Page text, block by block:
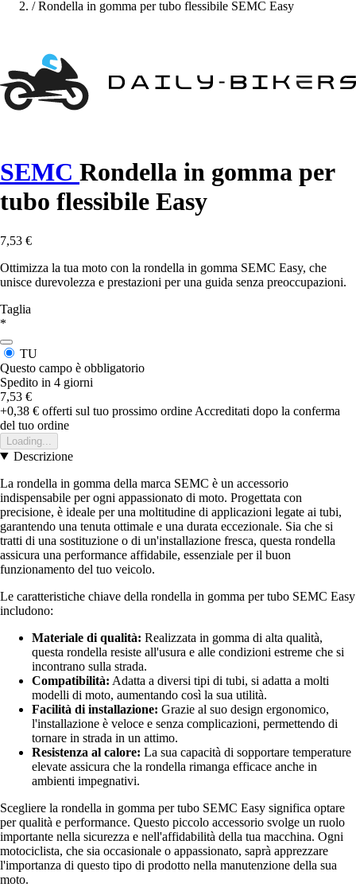
/ Rondella in gomma per tubo flessibile SEMC Easy
SEMC Rondella in gomma per
tubo flessibile Easy
7,53 €
Ottimizza la tua moto con la rondella in gomma SEMC Easy, che
unisce durevolezza e prestazioni per una guida senza preoccupazioni.
Taglia
*
TU
Questo campo è obbligatorio
Spedito in 4 giorni
7,53 €
+0,38 € offerti sul tuo prossimo ordine Accreditati dopo la conferma
del tuo ordine
Loading...
Descrizione
La rondella in gomma della marca SEMC è un accessorio
indispensabile per ogni appassionato di moto. Progettata con
precisione, è ideale per una moltitudine di applicazioni legate ai tubi,
garantendo una tenuta ottimale e una durata eccezionale. Sia che si
tratti di una sostituzione o di un'installazione fresca, questa rondella
assicura una performance affidabile, essenziale per il buon
funzionamento del tuo veicolo.
Le caratteristiche chiave della rondella in gomma per tubo SEMC Easy
includono:
Materiale di qualità: Realizzata in gomma di alta qualità,
questa rondella resiste all'usura e alle condizioni estreme che si
incontrano sulla strada.
Compatibilità: Adatta a diversi tipi di tubi, si adatta a molti
modelli di moto, aumentando così la sua utilità.
Facilità di installazione: Grazie al suo design ergonomico,
l'installazione è veloce e senza complicazioni, permettendo di
tornare in strada in un attimo.
Resistenza al calore: La sua capacità di sopportare temperature
elevate assicura che la rondella rimanga efficace anche in
ambienti impegnativi.
Scegliere la rondella in gomma per tubo SEMC Easy significa optare
per qualità e performance. Questo piccolo accessorio svolge un ruolo
importante nella sicurezza e nell'affidabilità della tua macchina. Ogni
motociclista, che sia occasionale o appassionato, saprà apprezzare
l'importanza di questo tipo di prodotto nella manutenzione della sua
moto.